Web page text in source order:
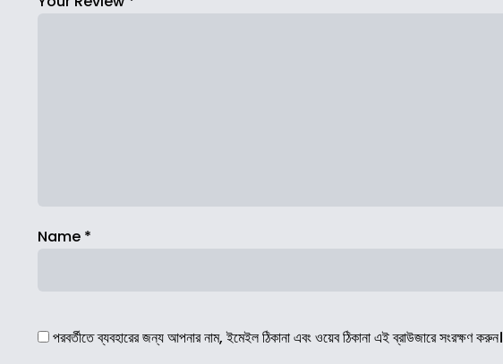
Name *
পরবর্তীতে ব্যবহারের জন্য আপনার নাম, ইমেইল ঠিকানা এবং ওয়েব ঠিকানা এই ব্রাউজারে সংরক্ষণ করুন।